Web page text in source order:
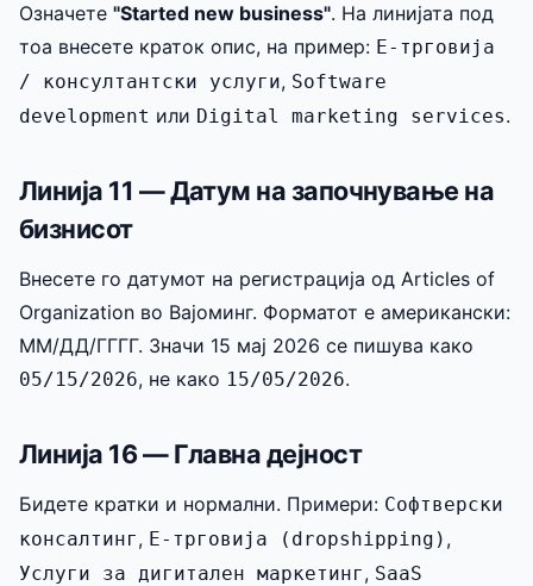
Означете "Started new business". На линијата под
тоа внесете краток опис, на пример: Е-трговија
/ консултантски услуги, Software
development или Digital marketing services.
Линија 11 — Датум на започнување на
бизнисот
Внесете го датумот на регистрација од Articles of
Organization во Вајоминг. Форматот е американски:
ММ/ДД/ГГГГ. Значи 15 мај 2026 се пишува како
05/15/2026, не како 15/05/2026.
Линија 16 — Главна дејност
Бидете кратки и нормални. Примери: Софтверски
консалтинг, Е-трговија (dropshipping) ,
Услуги за дигитален маркетинг, SaaS